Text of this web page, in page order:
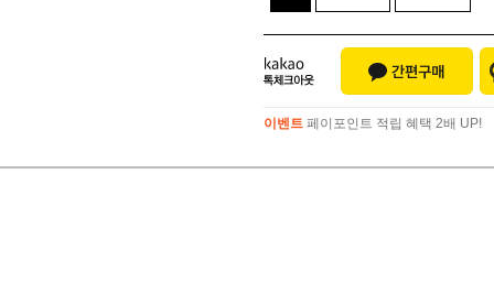
이벤트 페이포인트 적립 혜택 2배 UP!